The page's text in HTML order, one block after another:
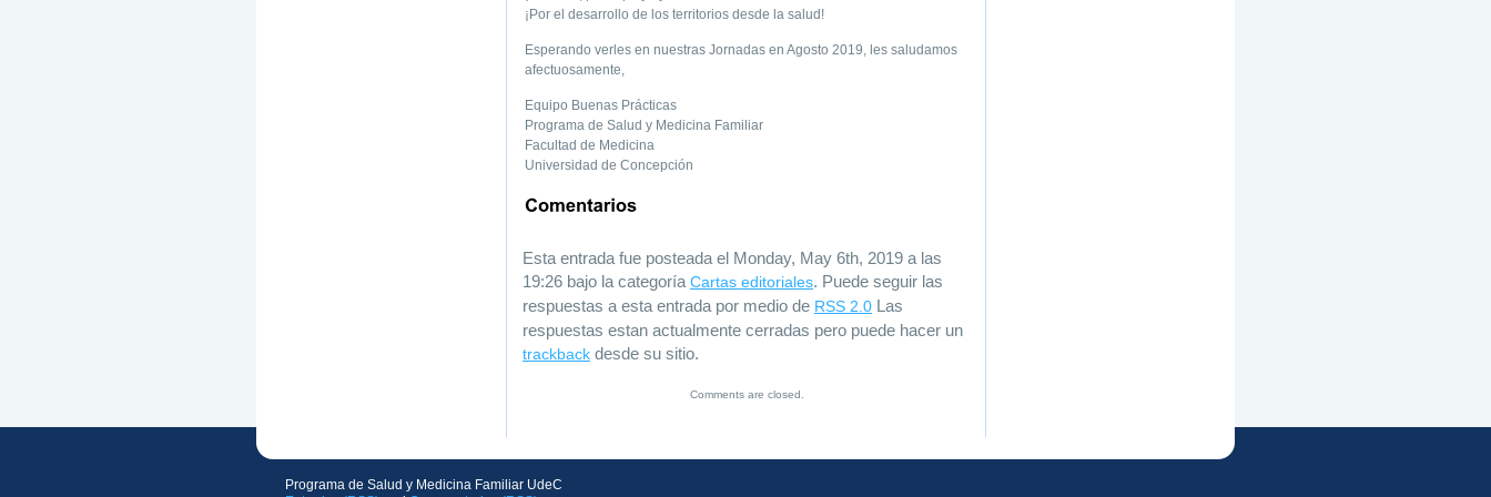
¡Por el desarrollo de los territorios desde la salud!
Esperando verles en nuestras Jornadas en Agosto 2019, les saludamos
afectuosamente,
Equipo Buenas Prácticas
Programa de Salud y Medicina Familiar
Facultad de Medicina
Universidad de Concepción
Esta entrada fue posteada el Monday, May 6th, 2019 a las
19:26 bajo la categoría Cartas editoriales. Puede seguir las
respuestas a esta entrada por medio de RSS 2.0 Las
respuestas estan actualmente cerradas pero puede hacer un
trackback desde su sitio.
Comments are closed.
Programa de Salud y Medicina Familiar UdeC